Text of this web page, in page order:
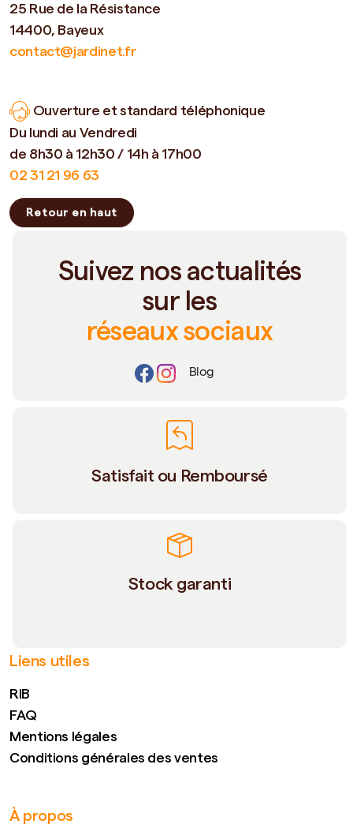
25 Rue de la Résistance
14400, Bayeux
contact@jardinet.fr
Ouverture et standard téléphonique
Du lundi au Vendredi
de 8h30 à 12h30 / 14h à 17h00
02 31 21 96 63
Retour en haut
Suivez nos actualités
sur les
réseaux sociaux
Blog
Satisfait ou Remboursé
Stock garanti
Liens utiles
RIB
FAQ
Mentions légales
Conditions générales des ventes
À propos